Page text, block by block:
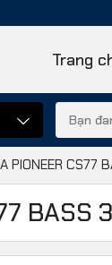
Trang
PIONEER CS77
BASS